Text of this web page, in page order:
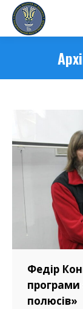
Федір
програми
полюсів»